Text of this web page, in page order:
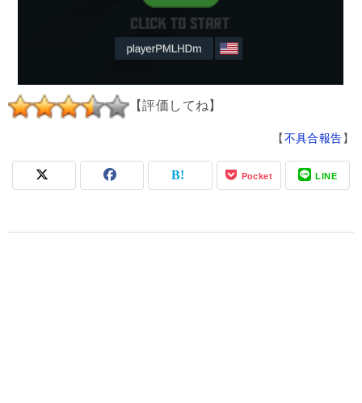
【評価してね】
【不具合報告】
Pocket LINE